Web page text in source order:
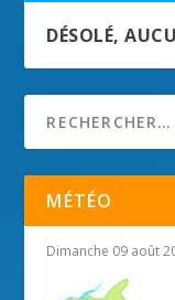
DÉSOLÉ,
MÉTÉO
Dimanche 09 août